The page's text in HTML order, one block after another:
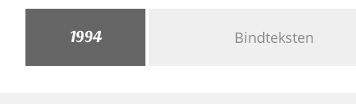
Bindteksten
1994